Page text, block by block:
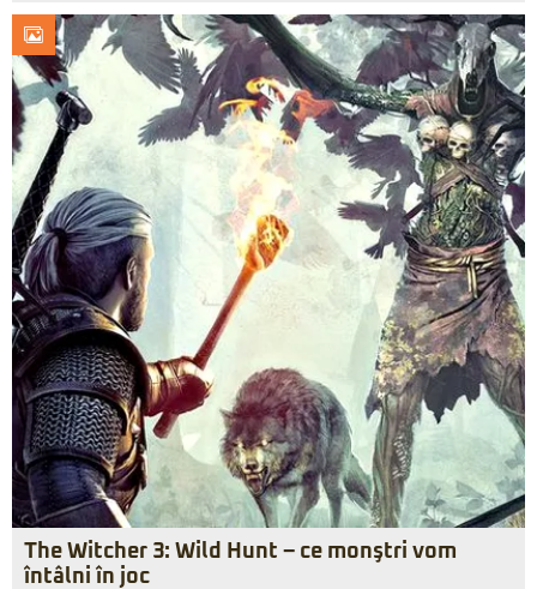
The Witcher 3: Wild Hunt – ce monştri vom
întâlni în joc